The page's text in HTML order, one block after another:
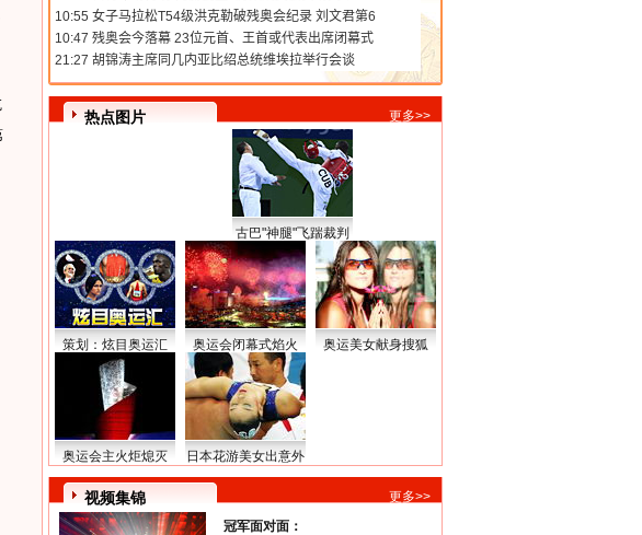
热点图片 更多>>
古巴"神腿"飞踹裁判
策划：炫目奥运汇 奥运会闭幕式焰火 奥运美女献身搜狐
奥运会主火炬熄灭 日本花游美女出意外
视频集锦 更多>>
冠军面对面：